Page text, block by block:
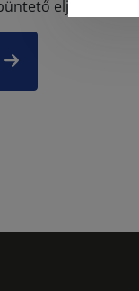
eljárá...